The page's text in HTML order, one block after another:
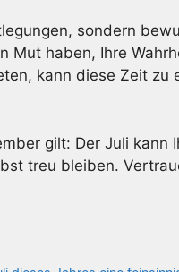
sondern
Mut haben, Ihre
kann diese Zeit zu
gilt: Der Juli kann
treu bleiben.